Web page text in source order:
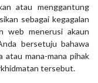
atau menggantung
sebagai kegagalan
web menerusi akaun
bersetuju bahawa
atau mana-mana pihak
tersebut.